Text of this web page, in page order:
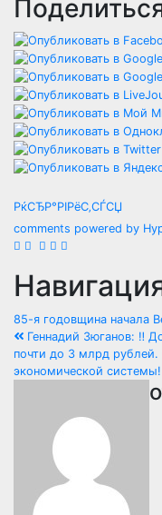
РќСЂР°РІРёС‚СЃСЏ
comments powered by
85-я годовщина начала
Геннадий Зюганов: ‼️
почти до 3 млрд рублей.
экономической системы!